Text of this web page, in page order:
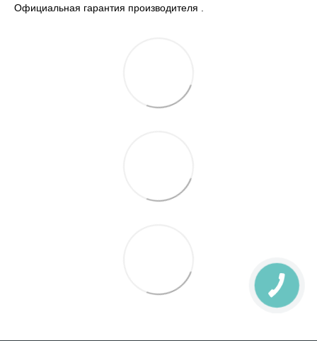
Официальная гарантия производителя .